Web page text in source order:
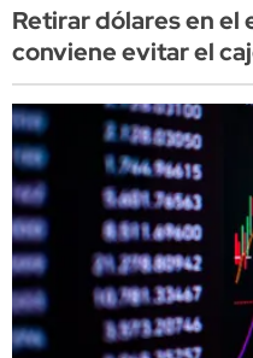
Retirar dólares en el
conviene evitar el